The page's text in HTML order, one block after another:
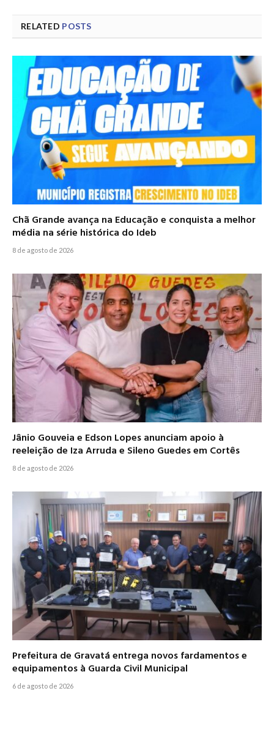
RELATED POSTS
Chã Grande avança na Educação e conquista a melhor
média na série histórica do Ideb
8 de agosto de 2026
Jânio Gouveia e Edson Lopes anunciam apoio à
reeleição de Iza Arruda e Sileno Guedes em Cortês
8 de agosto de 2026
Prefeitura de Gravatá entrega novos fardamentos e
equipamentos à Guarda Civil Municipal
6 de agosto de 2026